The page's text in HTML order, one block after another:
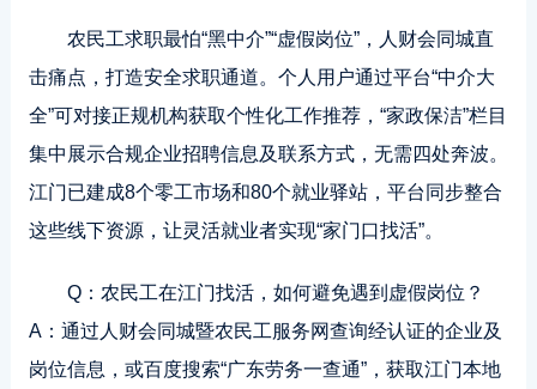
农民工求职最怕“黑中介”“虚假岗位”，人财会同城直
击痛点，打造安全求职通道。个人用户通过平台“中介大
全”可对接正规机构获取个性化工作推荐，“家政保洁”栏目
集中展示合规企业招聘信息及联系方式，无需四处奔波。
江门已建成8个零工市场和80个就业驿站，平台同步整合
这些线下资源，让灵活就业者实现“家门口找活”。
Q：农民工在江门找活，如何避免遇到虚假岗位？
A：通过人财会同城暨农民工服务网查询经认证的企业及
岗位信息，或百度搜索“广东劳务一查通”，获取江门本地